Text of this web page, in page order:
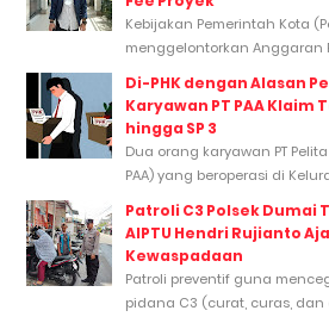
Kebijakan Pemerintah Kota
menggelontorkan Anggaran
Di-PHK dengan Alasan
Karyawan PT PAA Klaim
hingga SP 3
Dua orang karyawan PT
PAA) yang beroperasi di
Patroli C3 Polsek Dumai
AIPTU Hendri Rujianto
Kewaspadaan
Patroli preventif guna
pidana C3 (curat, curas, dan